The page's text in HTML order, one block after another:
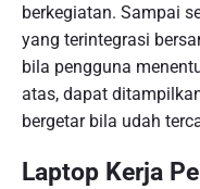
berkegiatan. Sampai
yang terintegrasi
bila pengguna
atas, dapat
bergetar bila udah
Laptop Kerja